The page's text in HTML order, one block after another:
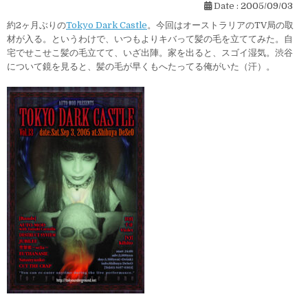
Date : 2005/09/03
約2ヶ月ぶりのTokyo Dark Castle。今回はオーストラリアのTV局の取
材が入る。というわけで、いつもよりキバって髪の毛を立ててみた。自
宅でせこせこ髪の毛立てて、いざ出陣。家を出ると、スゴイ湿気。渋谷
について鏡を見ると、髪の毛が早くもへたってる俺がいた（汗）。